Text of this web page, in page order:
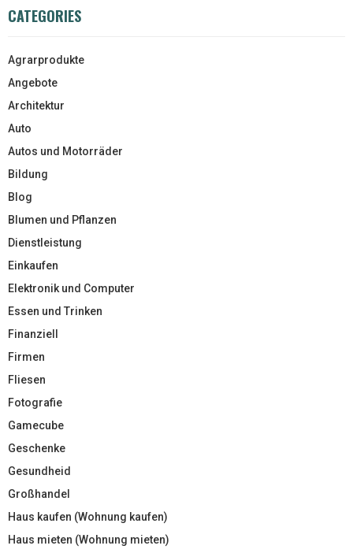
CATEGORIES
Agrarprodukte
Angebote
Architektur
Auto
Autos und Motorräder
Bildung
Blog
Blumen und Pflanzen
Dienstleistung
Einkaufen
Elektronik und Computer
Essen und Trinken
Finanziell
Firmen
Fliesen
Fotografie
Gamecube
Geschenke
Gesundheid
Großhandel
Haus kaufen (Wohnung kaufen)
Haus mieten (Wohnung mieten)